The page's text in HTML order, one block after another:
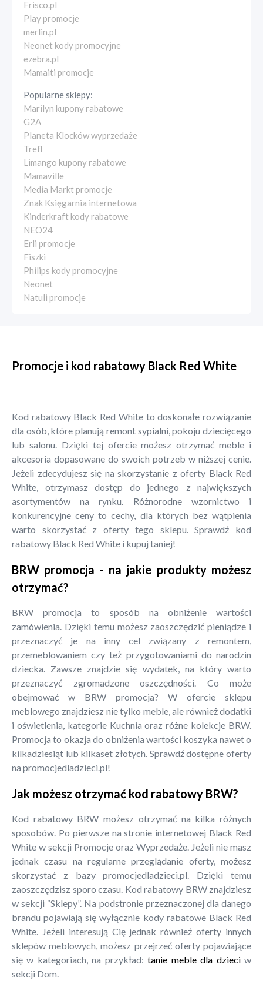
Frisco.pl
Play promocje
merlin.pl
Neonet kody promocyjne
ezebra.pl
Mamaiti promocje
Popularne sklepy:
Marilyn kupony rabatowe
G2A
Planeta Klocków wyprzedaże
Trefl
Limango kupony rabatowe
Mamaville
Media Markt promocje
Znak Księgarnia internetowa
Kinderkraft kody rabatowe
NEO24
Erli promocje
Fiszki
Philips kody promocyjne
Neonet
Natuli promocje
Promocje i kod rabatowy Black Red White
Kod rabatowy Black Red White to doskonałe rozwiązanie
dla osób, które planują remont sypialni, pokoju dziecięcego
lub salonu. Dzięki tej ofercie możesz otrzymać meble i
akcesoria dopasowane do swoich potrzeb w niższej cenie.
Jeżeli zdecydujesz się na skorzystanie z oferty Black Red
White, otrzymasz dostęp do jednego z największych
asortymentów na rynku. Różnorodne wzornictwo i
konkurencyjne ceny to cechy, dla których bez wątpienia
warto skorzystać z oferty tego sklepu. Sprawdź kod
rabatowy Black Red White i kupuj taniej!
BRW promocja - na jakie produkty możesz
otrzymać?
BRW promocja to sposób na obniżenie wartości
zamówienia. Dzięki temu możesz zaoszczędzić pieniądze i
przeznaczyć je na inny cel związany z remontem,
przemeblowaniem czy też przygotowaniami do narodzin
dziecka. Zawsze znajdzie się wydatek, na który warto
przeznaczyć zgromadzone oszczędności. Co może
obejmować w BRW promocja? W ofercie sklepu
meblowego znajdziesz nie tylko meble, ale również dodatki
i oświetlenia, kategorie Kuchnia oraz różne kolekcje BRW.
Promocja to okazja do obniżenia wartości koszyka nawet o
kilkadziesiąt lub kilkaset złotych. Sprawdź dostępne oferty
na promocjedladzieci.pl!
Jak możesz otrzymać kod rabatowy BRW?
Kod rabatowy BRW możesz otrzymać na kilka różnych
sposobów. Po pierwsze na stronie internetowej Black Red
White w sekcji Promocje oraz Wyprzedaże. Jeżeli nie masz
jednak czasu na regularne przeglądanie oferty, możesz
skorzystać z bazy promocjedladzieci.pl. Dzięki temu
zaoszczędzisz sporo czasu. Kod rabatowy BRW znajdziesz
w sekcji “Sklepy”. Na podstronie przeznaczonej dla danego
brandu pojawiają się wyłącznie kody rabatowe Black Red
White. Jeżeli interesują Cię jednak również oferty innych
sklepów meblowych, możesz przejrzeć oferty pojawiające
się w kategoriach, na przykład:tanie meble dla dzieciw
sekcji Dom.